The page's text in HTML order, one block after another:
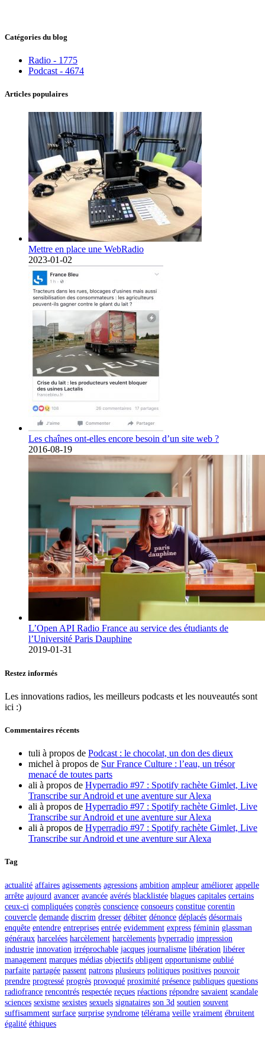
Catégories du blog
Radio - 1775
Podcast - 4674
Articles populaires
Mettre en place une WebRadio
2023-01-02
Les chaînes ont-elles encore besoin d’un site web ?
2016-08-19
L’Open API Radio France au service des étudiants de
l’Université Paris Dauphine
2019-01-31
Restez informés
Les innovations radios, les meilleurs podcasts et les nouveautés sont
ici :)
Commentaires récents
tuli à propos de Podcast : le chocolat, un don des dieux
michel à propos de Sur France Culture : l’eau, un trésor
menacé de toutes parts
ali à propos de Hyperradio #97 : Spotify rachète Gimlet, Live
Transcribe sur Android et une aventure sur Alexa
ali à propos de Hyperradio #97 : Spotify rachète Gimlet, Live
Transcribe sur Android et une aventure sur Alexa
ali à propos de Hyperradio #97 : Spotify rachète Gimlet, Live
Transcribe sur Android et une aventure sur Alexa
Tag
actualité affaires agissements agressions ambition ampleur améliorer appelle
arrête aujourd avancer avancée avérés blacklistée blagues capitales certains
ceux-ci compliquées congrès conscience consoeurs constitue corentin
couvercle demande discrim dresser débiter dénonce déplacés désormais
enquête entendre entreprises entrée evidemment express féminin glassman
généraux harcelées harcèlement harcèlements hyperradio impression
industrie innovation irréprochable jacques journalisme libération libérer
management marques médias objectifs obligent opportunisme oublié
parfaite partagée passent patrons plusieurs politiques positives pouvoir
prendre progressé progrès provoqué proximité présence publiques questions
radiofrance rencontrés respectée reçues réactions répondre savaient scandale
sciences sexisme sexistes sexuels signataires son 3d soutien souvent
suffisamment surface surprise syndrome télérama veille vraiment ébruitent
égalité éthiques